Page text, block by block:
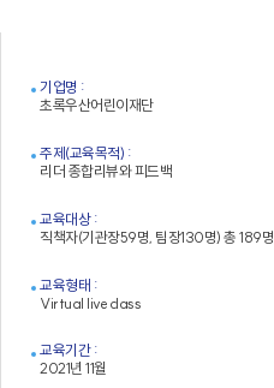
기업명 :
초록우산어린이재단
주제(교육목적) :
리더 종합리뷰와 피드백
교육대상 :
직책자(기관장59명, 팀장130명) 총 189명
교육형태 :
Virtual live class
교육기간 :
2021년 11월